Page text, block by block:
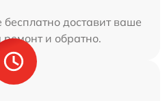
доставит ваше
ремонт и обратно.